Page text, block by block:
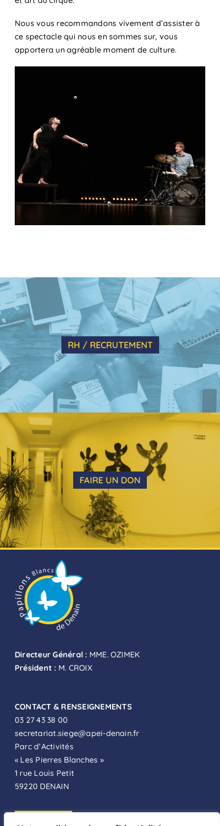
Nous vous recommandons vivement d’assister à
ce spectacle qui nous en sommes sur, vous
apportera un agréable moment de culture.
RH / RECRUTEMENT
FAIRE UN DON
Directeur Général : MME. OZIMEK
Président : M. CROIX
CONTACT & RENSEIGNEMENTS
03 27 43 38 00
secretariat.siege@apei-denain.fr
Parc d’Activités
« Les Pierres Blanches »
1 rue Louis Petit
59220 DENAIN